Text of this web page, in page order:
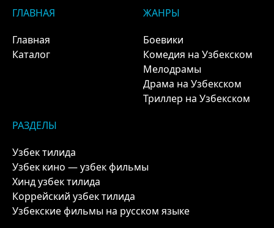
ГЛАВНАЯ
Главная
Каталог
ЖАНРЫ
Боевики
Комедия на Узбекском
Мелодрамы
Драма на Узбекском
Триллер на Узбекском
РАЗДЕЛЫ
Узбек тилида
Узбек кино — узбек фильмы
Хинд узбек тилида
Коррейский узбек тилида
Узбекские фильмы на русском языке